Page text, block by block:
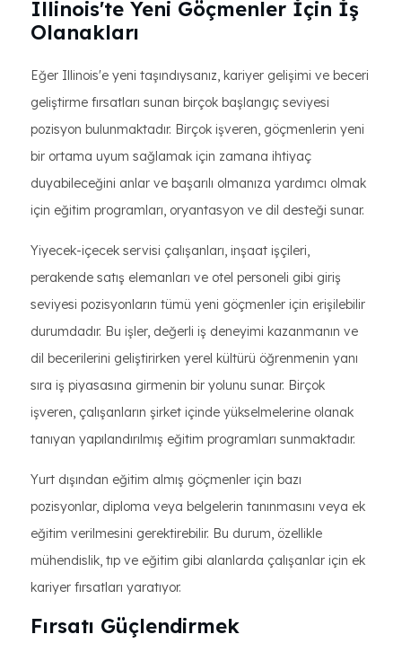
Illinois'te Yeni Göçmenler İçin İş
Olanakları
Eğer Illinois'e yeni taşındıysanız, kariyer gelişimi ve beceri
geliştirme fırsatları sunan birçok başlangıç seviyesi
pozisyon bulunmaktadır. Birçok işveren, göçmenlerin yeni
bir ortama uyum sağlamak için zamana ihtiyaç
duyabileceğini anlar ve başarılı olmanıza yardımcı olmak
için eğitim programları, oryantasyon ve dil desteği sunar.
Yiyecek-içecek servisi çalışanları, inşaat işçileri,
perakende satış elemanları ve otel personeli gibi giriş
seviyesi pozisyonların tümü yeni göçmenler için erişilebilir
durumdadır. Bu işler, değerli iş deneyimi kazanmanın ve
dil becerilerini geliştirirken yerel kültürü öğrenmenin yanı
sıra iş piyasasına girmenin bir yolunu sunar. Birçok
işveren, çalışanların şirket içinde yükselmelerine olanak
tanıyan yapılandırılmış eğitim programları sunmaktadır.
Yurt dışından eğitim almış göçmenler için bazı
pozisyonlar, diploma veya belgelerin tanınmasını veya ek
eğitim verilmesini gerektirebilir. Bu durum, özellikle
mühendislik, tıp ve eğitim gibi alanlarda çalışanlar için ek
kariyer fırsatları yaratıyor.
Fırsatı Güçlendirmek